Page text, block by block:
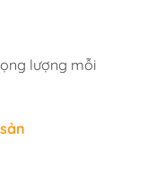
lượng mỗi